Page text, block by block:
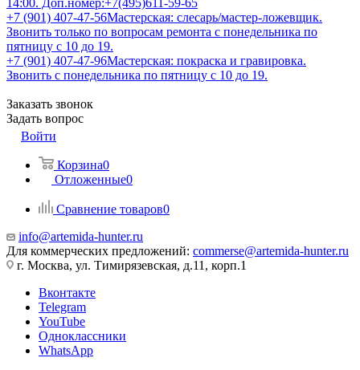
14:00. Доп.номер:+7(495)611-59-65
+7 (901) 407-47-56Мастерская: слесарь/мастер-ложевщик.
Звонить только по вопросам ремонта с понедельника по
пятницу с 10 до 19.
+7 (901) 407-47-96Мастерская: покраска и гравировка.
Звонить с понедельника по пятницу с 10 до 19.
Заказать звонок
Задать вопрос
Войти
Корзина0
Отложенные0
Сравнение товаров0
info@artemida-hunter.ru
Для коммерческих предложений: commerse@artemida-hunter.ru
г. Москва, ул. Тимирязевская, д.11, корп.1
Вконтакте
Telegram
YouTube
Одноклассники
WhatsApp